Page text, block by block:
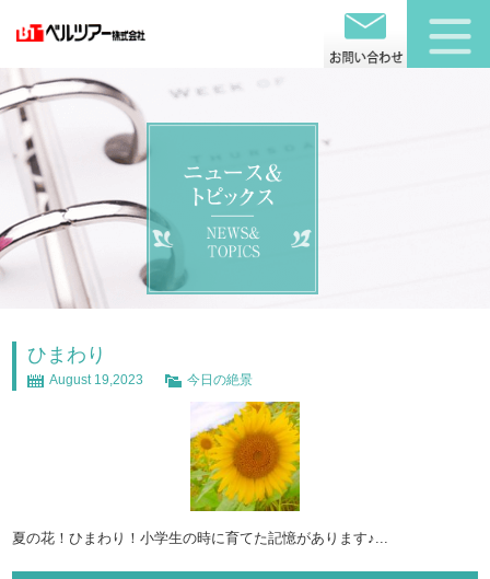
ひまわり
August 19,2023 今日の絶景
夏の花！ひまわり！小学生の時に育てた記憶があります♪...